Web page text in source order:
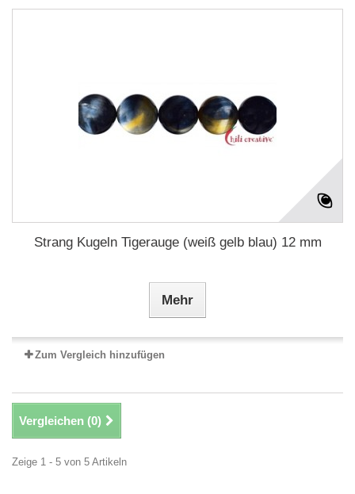
Strang Kugeln Tigerauge (weiß gelb blau) 12 mm
Mehr
Zum Vergleich hinzufügen
Vergleichen (0)
Zeige 1 - 5 von 5 Artikeln